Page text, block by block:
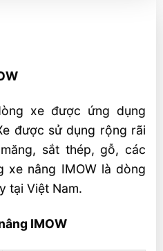
xe được ứng dụng
được sử dụng rộng rãi
sắt thép, gỗ, các
xe nâng IMOW là dòng
tại Việt Nam.
IMOW